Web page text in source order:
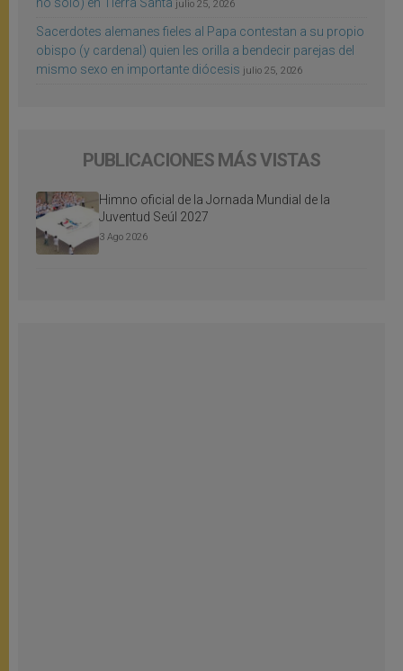
julio 25, 2026
Sacerdotes alemanes fieles al Papa contestan a su propio
obispo (y cardenal) quien les orilla a bendecir parejas del
mismo sexo en importante diócesis julio 25, 2026
PUBLICACIONES MÁS VISTAS
Himno oficial de la Jornada Mundial de la
Juventud Seúl 2027
3 Ago 2026